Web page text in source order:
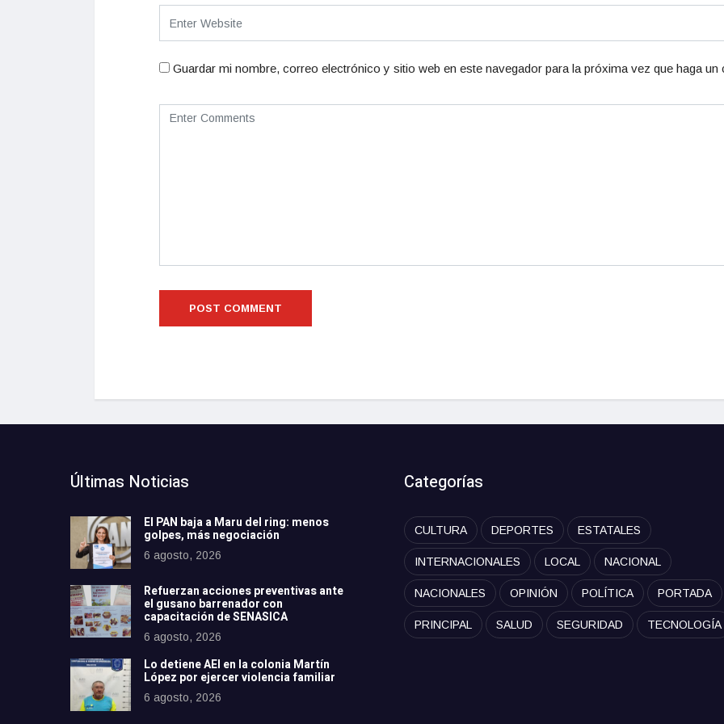
Guardar mi nombre, correo electrónico y sitio web en este navegador para la próxima vez que haga un
Últimas Noticias
El PAN baja a Maru del ring: menos
golpes, más negociación
6 agosto, 2026
Refuerzan acciones preventivas ante
el gusano barrenador con
capacitación de SENASICA
6 agosto, 2026
Lo detiene AEI en la colonia Martín
López por ejercer violencia familiar
6 agosto, 2026
Categorías
CULTURA DEPORTES ESTATALES
INTERNACIONALES LOCAL NACIONAL
NACIONALES OPINIÓN POLÍTICA PORTADA
PRINCIPAL SALUD SEGURIDAD TECNOLOGÍA